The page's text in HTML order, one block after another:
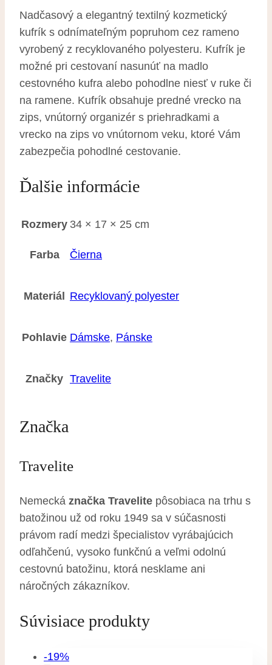
Nadčasový a elegantný textilný kozmetický
kufrík s odnímateľným popruhom cez rameno
vyrobený z recyklovaného polyesteru. Kufrík je
možné pri cestovaní nasunúť na madlo
cestovného kufra alebo pohodlne niesť v ruke či
na ramene. Kufrík obsahuje predné vrecko na
zips, vnútorný organizér s priehradkami a
vrecko na zips vo vnútornom veku, ktoré Vám
zabezpečia pohodlné cestovanie.
Ďalšie informácie
Rozmery 34 × 17 × 25 cm
Farba Čierna
Materiál Recyklovaný polyester
Pohlavie Dámske, Pánske
Značky Travelite
Značka
Travelite
Nemecká značka Travelite pôsobiaca na trhu s
batožinou už od roku 1949 sa v súčasnosti
právom radí medzi špecialistov vyrábajúcich
odľahčenú, vysoko funkčnú a veľmi odolnú
cestovnú batožinu, ktorá nesklame ani
náročných zákazníkov.
Súvisiace produkty
-19%